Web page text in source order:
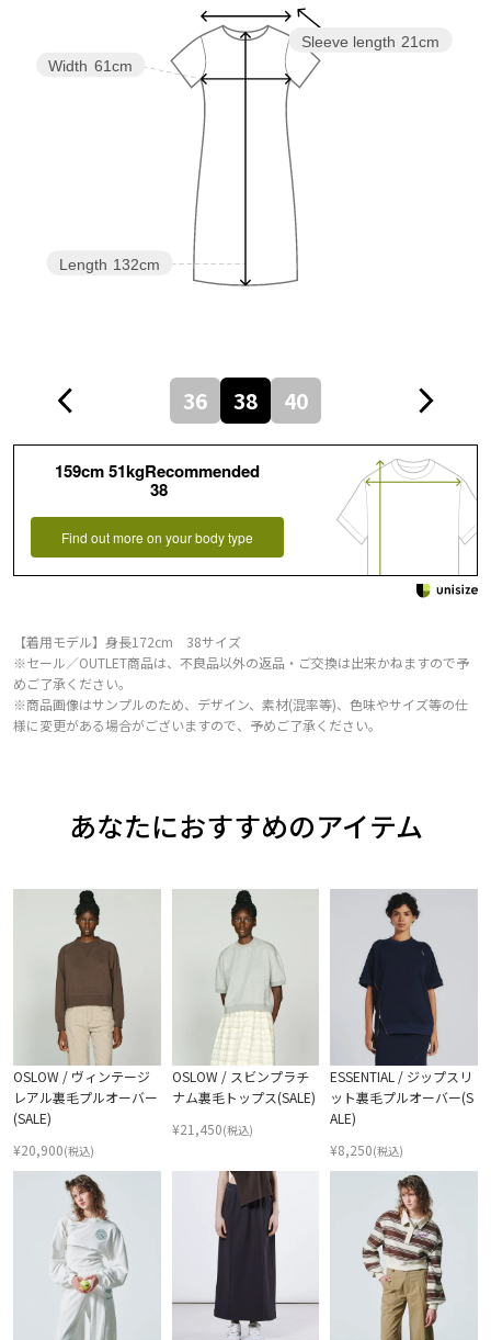
Sleeve length 21cm
Length 132cm
Width 61cm
36 38 40
159cm 51kgRecommended
38
Find out more on your body type
【着用モデル】身長172cm 38サイズ
※セール／OUTLET商品は、不良品以外の返品・ご交換は出来かねますので予
めご了承ください。
※商品画像はサンプルのため、デザイン、素材(混率等)、色味やサイズ等の仕
様に変更がある場合がございますので、予めご了承ください。
あなたにおすすめのアイテム
OSLOW / ヴィンテージ
レアル裏毛プルオーバー
(SALE)
¥20,900(税込)
OSLOW / スビンプラチ
ナム裏毛トップス(SALE)
¥21,450(税込)
ESSENTIAL / ジップスリ
ット裏毛プルオーバー(S
ALE)
¥8,250(税込)